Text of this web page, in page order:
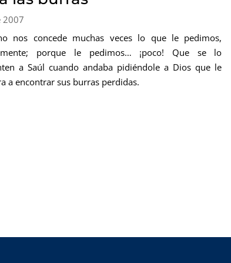
2007
nos concede muchas veces lo que le pedimos,
porque le pedimos… ¡poco! Que se lo
a Saúl cuando andaba pidiéndole a Dios que le
a encontrar sus burras perdidas.